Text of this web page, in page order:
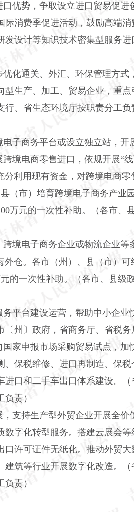
优势，争取设立进口贸易促
消费季促进活动，鼓励高端消
设计等知识技术密集型服务
化通关、外汇、环保管理方式
生产、加工、贸易企业，重
、省生态环境厅按职责分工负
子商务平台或设立独立站，
境电商零售进口，依规开展“
利用现有资金，对跨境电商零
（市）培育跨境电子商务产业
万元的一次性补助。（各市、
境电子商务企业或物流企业
仓。各市（州）、县（市）
的一次性补助。（各市、县级
平台建设运营，帮助中小企
州〕政府，省商务厅、省税务
家申报市场采购贸易试点，
保税维修、进口再制造、保
口和二手车出口体系建设。
责）
支持生产型外贸企业开展全
字化转型服务。搭建云展会
许可证件无纸化。推动外贸大
筑等行业开展数字化改造。
责）